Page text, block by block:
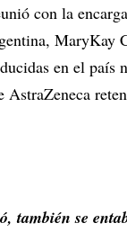
con la
MaryKay
en el país
AstraZeneca
también se